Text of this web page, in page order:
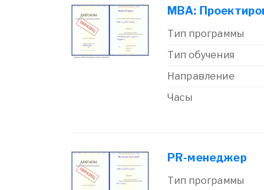
MBA:
Тип программы
Тип обучения
Направление
Часы
PR-менеджер
Тип программы